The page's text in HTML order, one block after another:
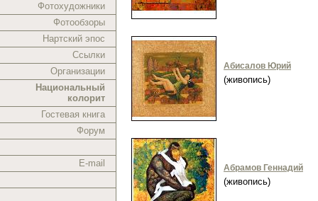
Фотохудожники
Фотообзоры
Нартский эпос
Ссылки
Организации
Национальный
колорит
Гостевая книга
Форум
E-mail
Абисалов Юрий
(живопись)
Абрамов Геннадий
(живопись)